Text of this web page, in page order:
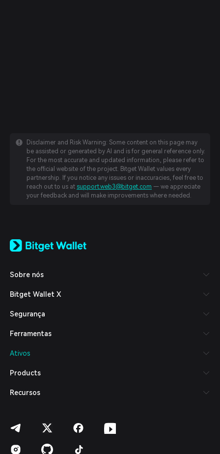
Disclaimer and Risk Warning: Some content on this page may
be assisted or generated by AI and is for general reference only.
For the most accurate and updated information, please refer to
the official website of the project. Bitget Wallet values every
partnership. If you notice any issues or inaccuracies, feel free to
reach out to us at support.web3@bitget.com — we appreciate
your feedback and will make improvements where needed.
日本語
Español (Latinoamérica)
Italiano
Deutsch
繁體中文
Bahasa Indonesia
हिन्दी
Español (Argentina)
Sobre nós
Bitget Wallet X
Segurança
Ferramentas
Ativos
Products
Recursos